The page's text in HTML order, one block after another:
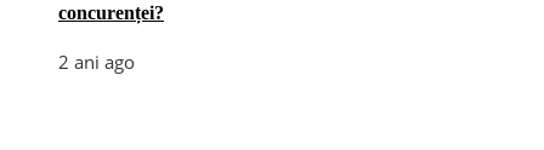
concurenței?
2 ani ago